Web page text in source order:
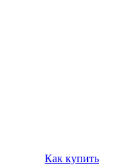
Как купить